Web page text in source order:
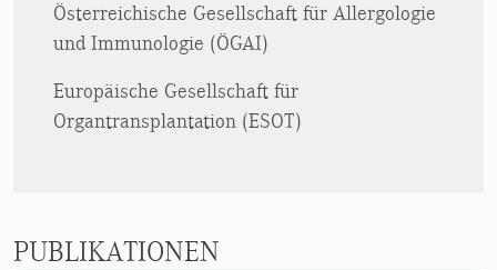
Österreichische Gesellschaft für Allergologie
und Immunologie (ÖGAI)
Europäische Gesellschaft für
Organtransplantation (ESOT)
PUBLIKATIONEN